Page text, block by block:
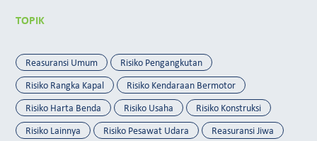
TOPIK
Reasuransi Umum
Risiko Pengangkutan
Risiko Rangka Kapal
Risiko Kendaraan Bermotor
Risiko Harta Benda
Risiko Usaha
Risiko Konstruksi
Risiko Lainnya
Risiko Pesawat Udara
Reasuransi Jiwa